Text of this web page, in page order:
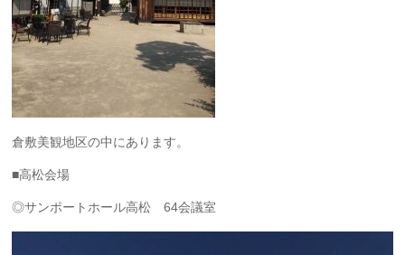
倉敷美観地区の中にあります。
■高松会場
◎サンポートホール高松 64会議室